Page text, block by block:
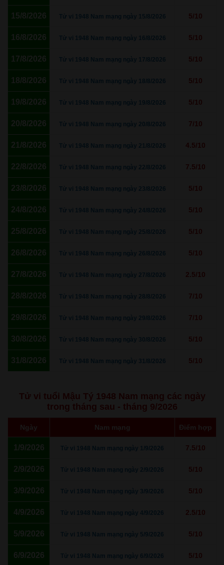
15/8/2026 Tử vi 1948 Nam mạng ngày 15/8/2026 5/10
16/8/2026 Tử vi 1948 Nam mạng ngày 16/8/2026 5/10
17/8/2026 Tử vi 1948 Nam mạng ngày 17/8/2026 5/10
18/8/2026 Tử vi 1948 Nam mạng ngày 18/8/2026 5/10
19/8/2026 Tử vi 1948 Nam mạng ngày 19/8/2026 5/10
20/8/2026 Tử vi 1948 Nam mạng ngày 20/8/2026 7/10
21/8/2026 Tử vi 1948 Nam mạng ngày 21/8/2026 4.5/10
22/8/2026 Tử vi 1948 Nam mạng ngày 22/8/2026 7.5/10
23/8/2026 Tử vi 1948 Nam mạng ngày 23/8/2026 5/10
24/8/2026 Tử vi 1948 Nam mạng ngày 24/8/2026 5/10
25/8/2026 Tử vi 1948 Nam mạng ngày 25/8/2026 5/10
26/8/2026 Tử vi 1948 Nam mạng ngày 26/8/2026 5/10
27/8/2026 Tử vi 1948 Nam mạng ngày 27/8/2026 2.5/10
28/8/2026 Tử vi 1948 Nam mạng ngày 28/8/2026 7/10
29/8/2026 Tử vi 1948 Nam mạng ngày 29/8/2026 7/10
30/8/2026 Tử vi 1948 Nam mạng ngày 30/8/2026 5/10
31/8/2026 Tử vi 1948 Nam mạng ngày 31/8/2026 5/10
Tử vi tuổi Mậu Tý 1948 Nam mạng các ngày
trong tháng sau - tháng 9/2026
Ngày Nam mạng Điểm hợp
1/9/2026 Tử vi 1948 Nam mạng ngày 1/9/2026 7.5/10
2/9/2026 Tử vi 1948 Nam mạng ngày 2/9/2026 5/10
3/9/2026 Tử vi 1948 Nam mạng ngày 3/9/2026 5/10
4/9/2026 Tử vi 1948 Nam mạng ngày 4/9/2026 2.5/10
5/9/2026 Tử vi 1948 Nam mạng ngày 5/9/2026 5/10
6/9/2026 Tử vi 1948 Nam mạng ngày 6/9/2026 5/10